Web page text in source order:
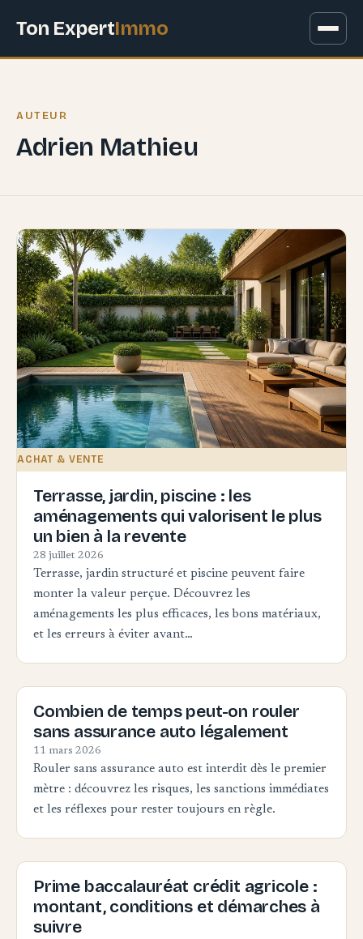
Ton ExpertImmo
AUTEUR
Adrien Mathieu
ACHAT & VENTE
Terrasse, jardin, piscine : les
aménagements qui valorisent le plus
un bien à la revente
28 juillet 2026
Terrasse, jardin structuré et piscine peuvent faire
monter la valeur perçue. Découvrez les
aménagements les plus efficaces, les bons matériaux,
et les erreurs à éviter avant…
Combien de temps peut-on rouler
sans assurance auto légalement
11 mars 2026
Rouler sans assurance auto est interdit dès le premier
mètre : découvrez les risques, les sanctions immédiates
et les réflexes pour rester toujours en règle.
Prime baccalauréat crédit agricole :
montant, conditions et démarches à
suivre